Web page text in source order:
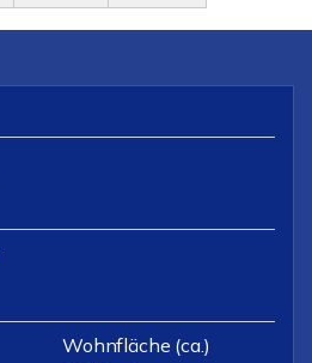
Wohnfläche (ca.)